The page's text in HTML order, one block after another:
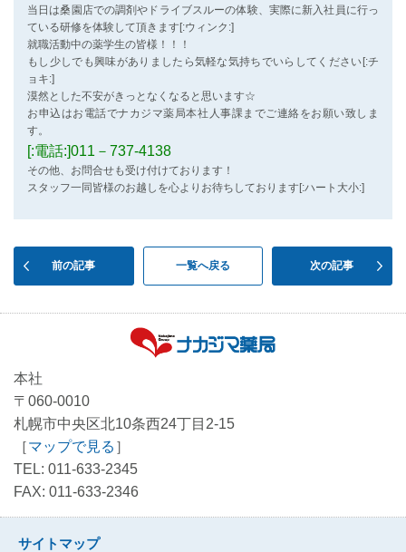
当日は桑園店での調剤やドライブスルーの体験、実際に新入社員に行っ
ている研修を体験して頂きます[:ウィンク:]
就職活動中の薬学生の皆様！！！
もし少しでも興味がありましたら気軽な気持ちでいらしてください[:チ
ョキ:]
漠然とした不安がきっとなくなると思います☆
お申込はお電話でナカジマ薬局本社人事課までご連絡をお願い致しま
す。
[:電話:]011－737-4138
その他、お問合せも受け付けております！
スタッフ一同皆様のお越しを心よりお待ちしております[:ハート大小:]
前の記事 一覧へ戻る 次の記事
本社
〒060-0010
札幌市中央区北10条西24丁目2-15
［マップで見る ］
TEL: 011-633-2345
FAX: 011-633-2346
サイトマップ